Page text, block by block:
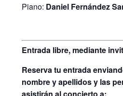
Piano: Daniel Fernández
Entrada libre, mediante
Reserva tu entrada
nombre y apellidos y las
asistirán al concierto a: